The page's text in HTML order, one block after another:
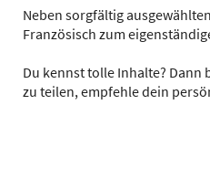
Neben sorgfältig
Französisch zum
Du kennst tolle Inhalte? Dann
zu teilen, empfehle dein